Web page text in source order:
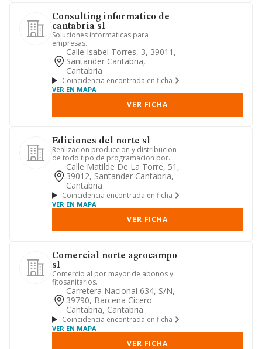
Consulting informatico de
cantabria sl
Soluciones informaticas para
empresas.
Calle Isabel Torres, 3, 39011,
Santander Cantabria,
Cantabria
Coincidencia encontrada en ficha
VER EN MAPA
VER FICHA
Ediciones del norte sl
Realizacion produccion y distribucion
de todo tipo de programacion por
medios radiofonicos telefoni...
Calle Matilde De La Torre, 51,
39012, Santander Cantabria,
Cantabria
Coincidencia encontrada en ficha
VER EN MAPA
VER FICHA
Comercial norte agrocampo
sl
Comercio al por mayor de abonos y
fitosanitarios.
Carretera Nacional 634, S/n,
39790, Barcena Cicero
Cantabria, Cantabria
Coincidencia encontrada en ficha
VER EN MAPA
VER FICHA